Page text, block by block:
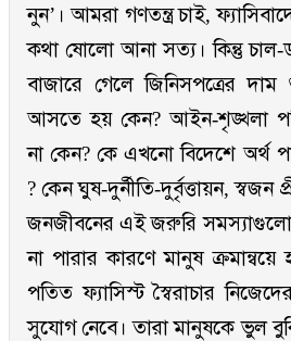
নুন’। আমরা গণতন্ত্র চাই,
কথা ষোলো আনা সত্য। কিন্তু চাল-
বাজারে গেলে জিনিসপত্রের
আসতে হয় কেন? আইন-শৃঙ্খলা
না কেন? কে এখনো বিদেশে অর্থ
? কেন ঘুষ-দুর্নীতি-দুর্বৃত্তায়ন,
জনজীবনের এই জরুরি সমস্যাগুলো
না পারার কারণে মানুষ
পতিত ফ্যাসিস্ট স্বৈরাচার
সুযোগ নেবে। তারা মানুষকে ভুল